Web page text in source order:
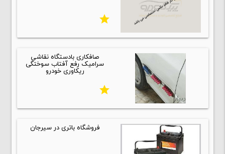
star
صافکاری بادستگاه نقاشی
سرامیک رفع آفتاب سوختگی
ریکاوری خودرو
star
فروشگاه باتری در سیرجان